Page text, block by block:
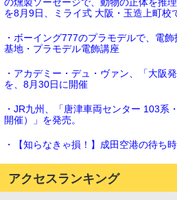
を8月9日、ミライ式 大阪・玉造上町校
・ボーイング777のプラモデルで、電
基地・プラモデル電飾講座
・アカデミー・デュ・ヴァン、「大阪
を、8月30日に開催
・JR九州、「唐津車両センター 103系
開催）」を発売。
・【知らなきゃ損！】成田空港の待ち
アクセスランキング